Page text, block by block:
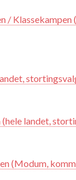
/ Klassekampen
landet,
(Modum,